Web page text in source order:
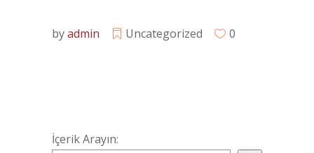
byadmin Uncategorized 0
İçerik Arayın: